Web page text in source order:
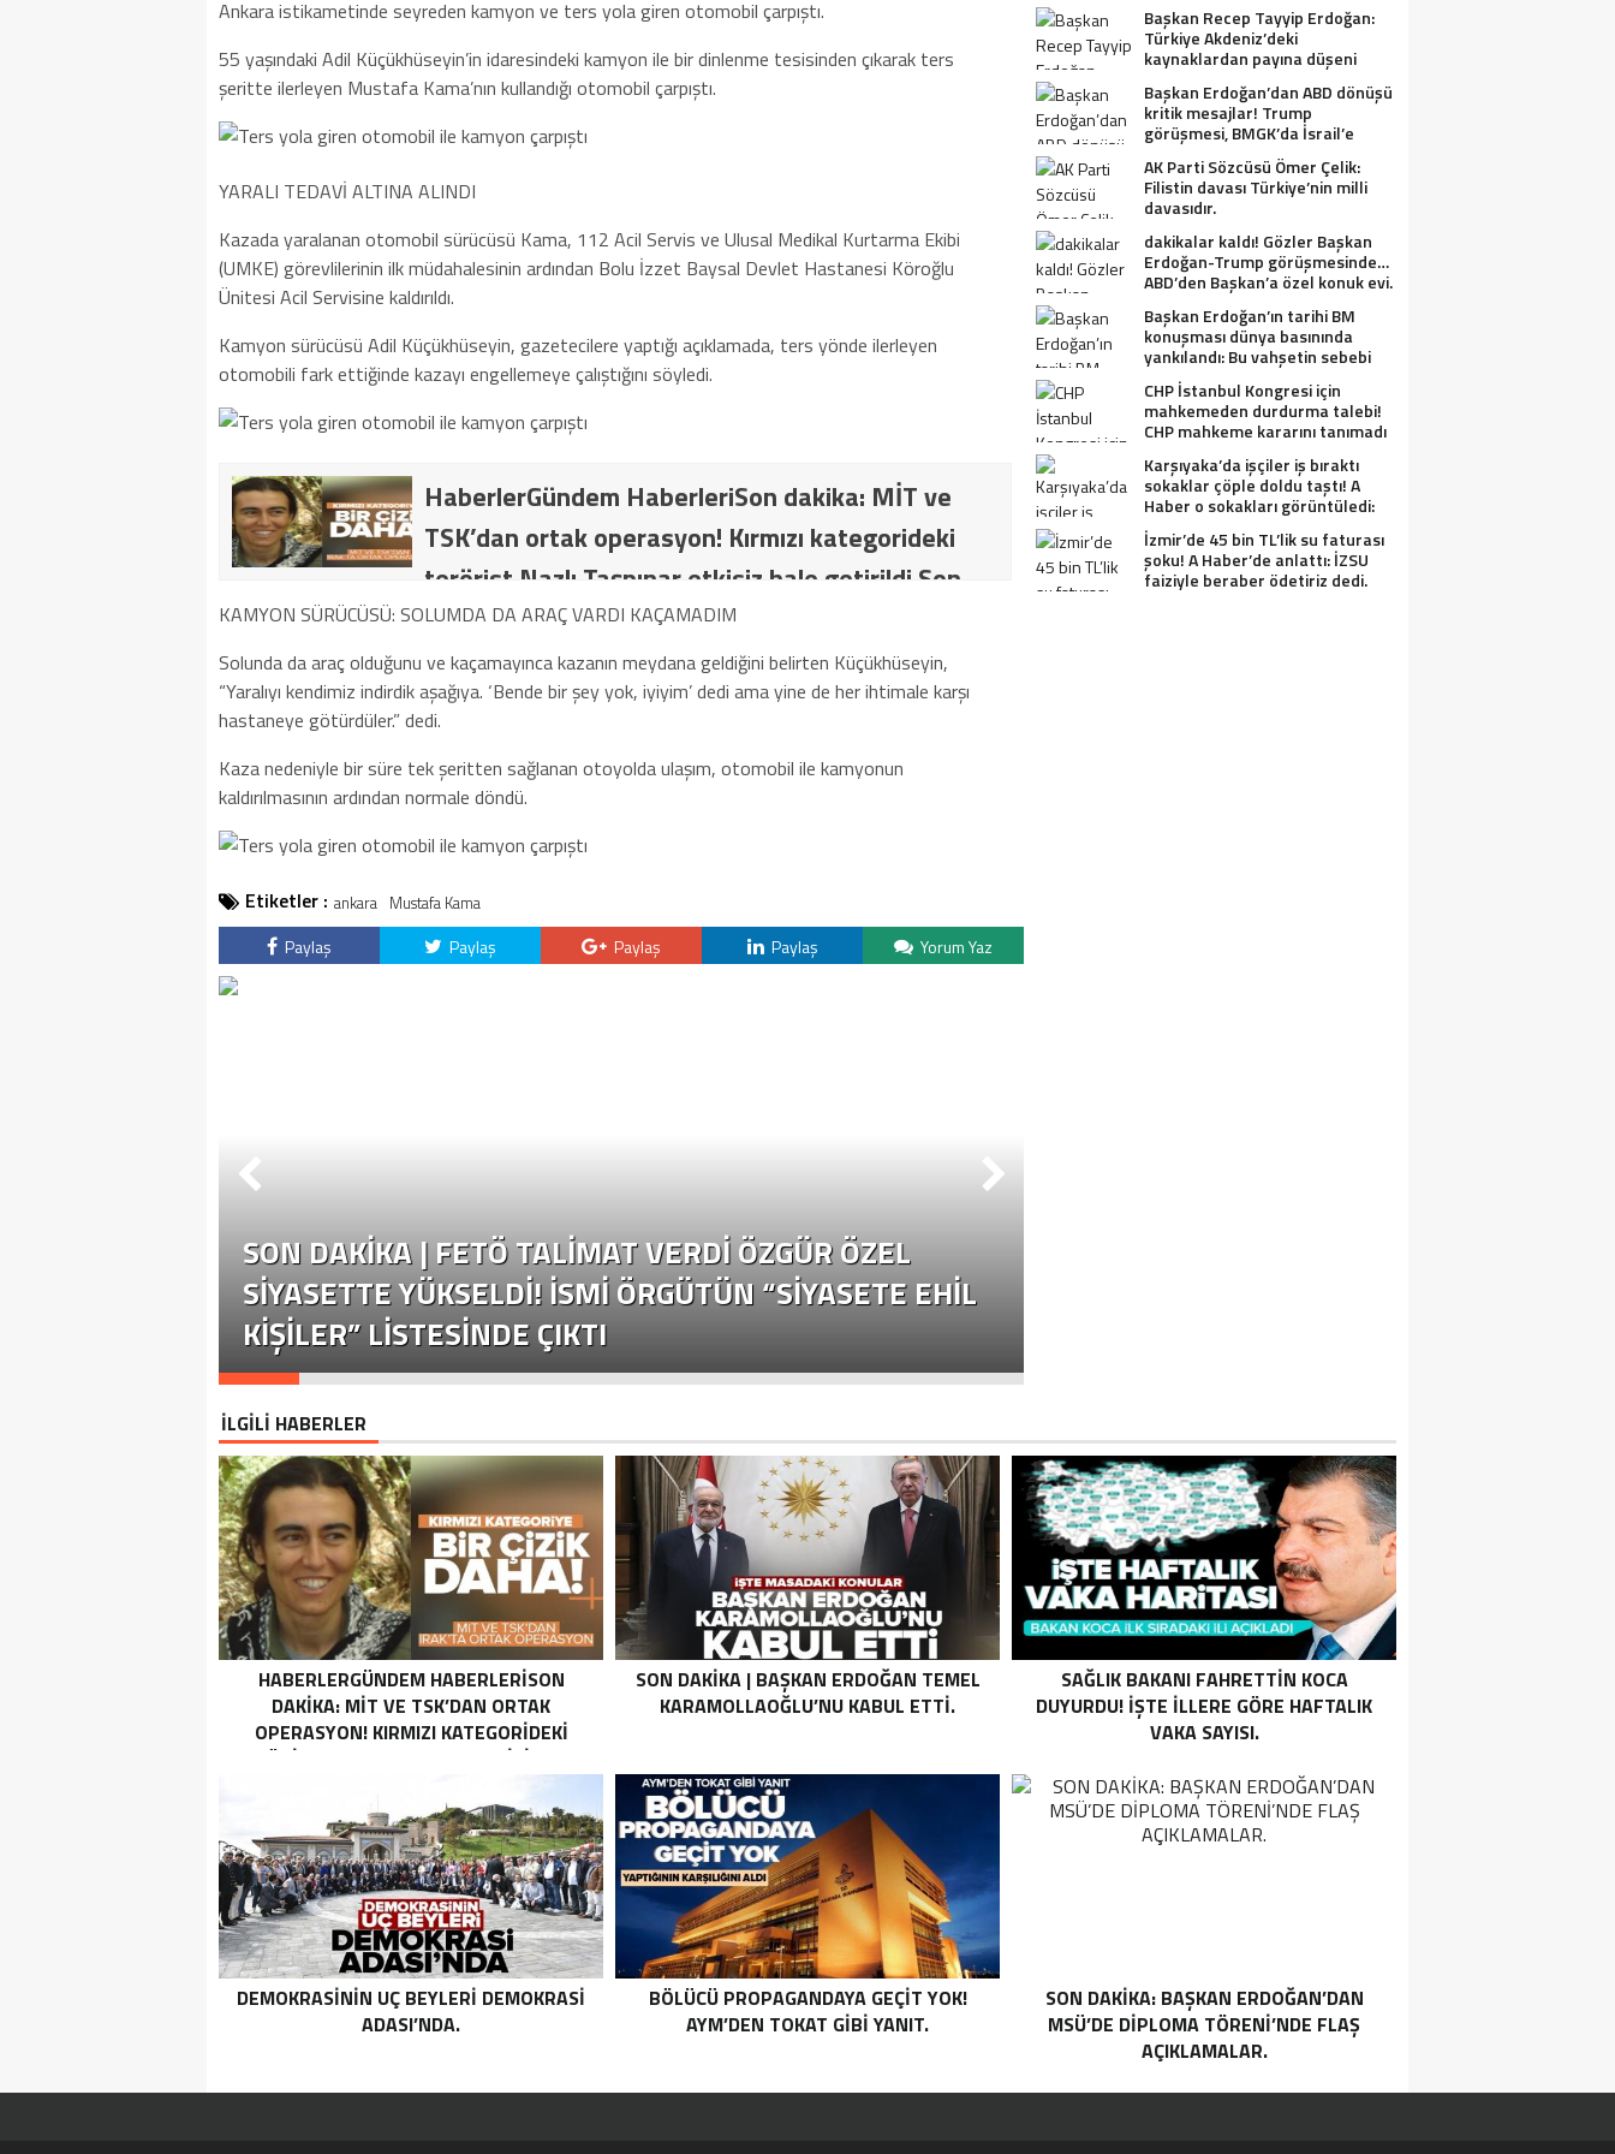
Ankara istikametinde seyreden kamyon ve ters yola giren otomobil çarpıştı.
55 yaşındaki Adil Küçükhüseyin’in idaresindeki kamyon ile bir dinlenme tesisinden çıkarak ters
şeritte ilerleyen Mustafa Kama’nın kullandığı otomobil çarpıştı.
YARALI TEDAVİ ALTINA ALINDI
Kazada yaralanan otomobil sürücüsü Kama, 112 Acil Servis ve Ulusal Medikal Kurtarma Ekibi
(UMKE) görevlilerinin ilk müdahalesinin ardından Bolu İzzet Baysal Devlet Hastanesi Köroğlu
Ünitesi Acil Servisine kaldırıldı.
Kamyon sürücüsü Adil Küçükhüseyin, gazetecilere yaptığı açıklamada, ters yönde ilerleyen
otomobili fark ettiğinde kazayı engellemeye çalıştığını söyledi.
HaberlerGündem HaberleriSon dakika: MİT ve
TSK’dan ortak operasyon! Kırmızı kategorideki
terörist Nazlı Taşpınar etkisiz hale getirildi Son
dakika: MİT ve TSK’dan ortak operasyon! Kırmızı
kategorideki terörist Nazlı Taşpınar etkisiz hale
getirildi .
KAMYON SÜRÜCÜSÜ: SOLUMDA DA ARAÇ VARDI KAÇAMADIM
Solunda da araç olduğunu ve kaçamayınca kazanın meydana geldiğini belirten Küçükhüseyin,
“Yaralıyı kendimiz indirdik aşağıya. ‘Bende bir şey yok, iyiyim’ dedi ama yine de her ihtimale karşı
hastaneye götürdüler.” dedi.
Kaza nedeniyle bir süre tek şeritten sağlanan otoyolda ulaşım, otomobil ile kamyonun
kaldırılmasının ardından normale döndü.
Etiketler : ankara Mustafa Kama
Paylaş Paylaş Paylaş Paylaş Yorum Yaz
SON DAKİKA | FETÖ TALIMAT VERDI ÖZGÜR ÖZEL
SIYASETTE YÜKSELDI! İSMI ÖRGÜTÜN “SIYASETE EHIL
KIŞILER” LISTESINDE ÇIKTI
Başkan Recep Tayyip Erdoğan:
Türkiye Akdeniz’deki
kaynaklardan payına düşeni
Başkan Erdoğan’dan ABD dönüşü
kritik mesajlar! Trump
görüşmesi, BMGK’da İsrail’e
tepkiler, Gazze ve Filistin
meselesi….
AK Parti Sözcüsü Ömer Çelik:
Filistin davası Türkiye’nin milli
davasıdır.
dakikalar kaldı! Gözler Başkan
Erdoğan-Trump görüşmesinde…
ABD’den Başkan’a özel konuk evi.
Başkan Erdoğan’ın tarihi BM
konuşması dünya basınında
yankılandı: Bu vahşetin sebebi
olabilir mi?
CHP İstanbul Kongresi için
mahkemeden durdurma talebi!
CHP mahkeme kararını tanımadı
Karşıyaka’da işçiler iş bıraktı
sokaklar çöple doldu taştı! A
Haber o sokakları görüntüledi:
Fareler cirit atıyor
İzmir’de 45 bin TL’lik su faturası
şoku! A Haber’de anlattı: İZSU
faiziyle beraber ödetiriz dedi.
İLGİLİ HABERLER
HABERLERGÜNDEM HABERLERISON
DAKIKA: MİT VE TSK’DAN ORTAK
OPERASYON! KIRMIZI KATEGORIDEKI
TERÖRIST NAZLI TAŞPINAR ETKISIZ HALE
ORTAK OPERASYON! KIRMIZI
KATEGORIDEKI TERÖRIST NAZLI
TAŞPINAR ETKISIZ HALE GETIRILDI .
SON DAKIKA | BAŞKAN ERDOĞAN TEMEL
KARAMOLLAOĞLU’NU KABUL ETTI.
SAĞLIK BAKANI FAHRETTIN KOCA
DUYURDU! İŞTE ILLERE GÖRE HAFTALIK
VAKA SAYISI.
DEMOKRASININ UÇ BEYLERI DEMOKRASI
ADASI’NDA.
BÖLÜCÜ PROPAGANDAYA GEÇIT YOK!
AYM’DEN TOKAT GIBI YANIT.
SON DAKIKA: BAŞKAN ERDOĞAN’DAN
MSÜ’DE DIPLOMA TÖRENI’NDE FLAŞ
AÇIKLAMALAR.